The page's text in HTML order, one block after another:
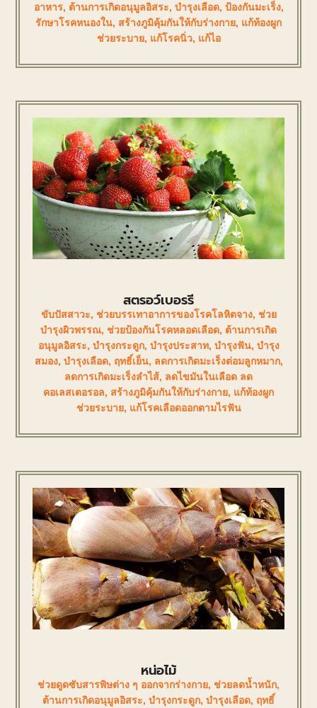
อาหาร, ต้านการเกิดอนุมูลอิสระ, บำรุงเลือด, ป้องกันมะเร็ง,
รักษาโรคหนองใน, สร้างภูมิคุ้มกันให้กับร่างกาย, แก้ท้องผูก
ช่วยระบาย, แก้โรคนิ่ว, แก้ไอ
สตรอว์เบอรรี
ขับปัสสาวะ, ช่วยบรรเทาอาการของโรคโลหิตจาง, ช่วย
บำรุงผิวพรรณ, ช่วยป้องกันโรคหลอดเลือด, ต้านการเกิด
อนุมูลอิสระ, บำรุงกระดูก, บำรุงประสาท, บำรุงฟัน, บำรุง
สมอง, บำรุงเลือด, ฤทธิ์เย็น, ลดการเกิดมะเร็งต่อมลูกหมาก,
ลดการเกิดมะเร็งลำไส้, ลดไขมันในเลือด ลด
คอเลสเตอรอล, สร้างภูมิคุ้มกันให้กับร่างกาย, แก้ท้องผูก
ช่วยระบาย, แก้โรคเลือดออกตามไรฟัน
หน่อไม้
ช่วยดูดซับสารพิษต่าง ๆ ออกจากร่างกาย, ช่วยลดน้ำหนัก,
ต้านการเกิดอนุมูลอิสระ, บำรุงกระดูก, บำรุงเลือด, ฤทธิ์